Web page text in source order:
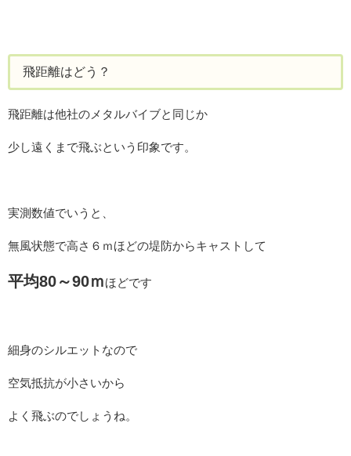
飛距離はどう？
飛距離は他社のメタルバイブと同じか
少し遠くまで飛ぶという印象です。
実測数値でいうと、
無風状態で高さ６ｍほどの堤防からキャストして
平均80～90ｍほどです
細身のシルエットなので
空気抵抗が小さいから
よく飛ぶのでしょうね。